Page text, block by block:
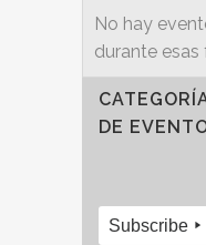
No hay
durante esas
DE
Subscribe